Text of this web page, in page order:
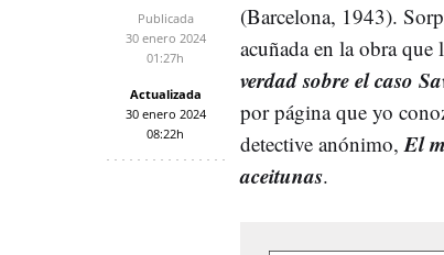
Publicada
30 enero 2024
01:27h
Actualizada
30 enero 2024
08:22h
(Barcelona, 1943).
acuñada en la obra
verdad sobre el caso
por página que yo
detective anónimo, El
aceitunas.